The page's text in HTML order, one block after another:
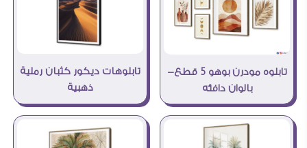
تابلوه مودرن بوهو 5 قطع-
بالوان دافئه
تابلوهات ديكور كثبان رملية
ذهبية